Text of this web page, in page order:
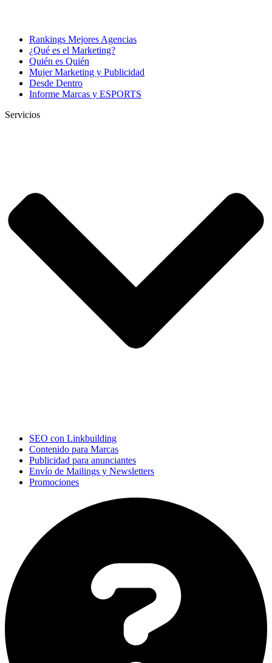
Rankings Mejores Agencias
¿Qué es el Marketing?
Quién es Quién
Mujer Marketing y Publicidad
Desde Dentro
Informe Marcas y ESPORTS
Servicios
SEO con Linkbuilding
Contenido para Marcas
Publicidad para anunciantes
Envío de Mailings y Newsletters
Promociones